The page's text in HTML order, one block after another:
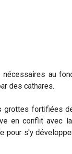
au
des cathares.
grottes fortifiées
en conflit avec
pour s'y